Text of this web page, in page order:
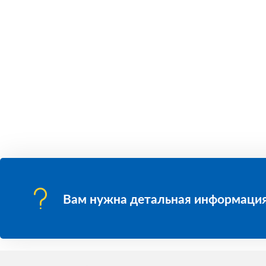
Вам нужна детальная